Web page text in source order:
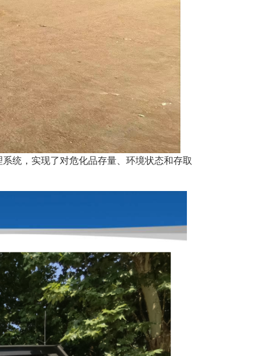
统，实现了对危化品存量、环境状态和存取